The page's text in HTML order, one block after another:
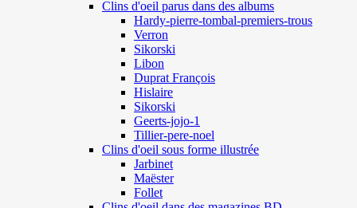
Clins d'oeil parus dans des albums
Hardy-pierre-tombal-premiers-trous
Verron
Sikorski
Libon
Duprat François
Hislaire
Sikorski
Geerts-jojo-1
Tillier-pere-noel
Clins d'oeil sous forme illustrée
Jarbinet
Maëster
Follet